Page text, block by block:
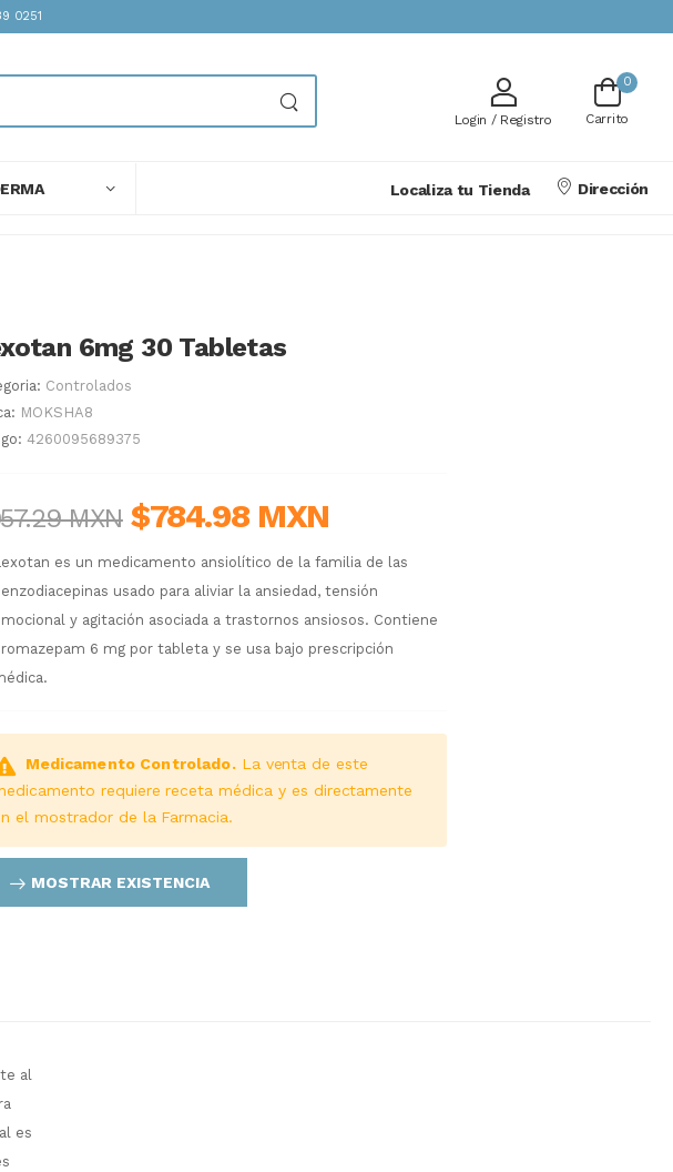
0251
Login / Registro
0
Carrito
Localiza tu Tienda Dirección
6mg 30 Tabletas
Controlados
MOKSHA8
4260095689375
MXN $784.98 MXN
es un medicamento ansiolítico de la familia de las
usado para aliviar la ansiedad, tensión
y agitación asociada a trastornos ansiosos. Contiene
6 mg por tableta y se usa bajo prescripción
Medicamento Controlado.La venta de este
requiere receta médica y es directamente
el mostrador de la Farmacia.
MOSTRAR EXISTENCIA
al
es